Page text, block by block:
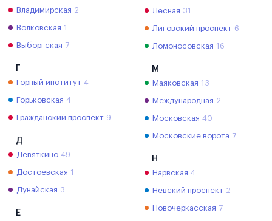
Владимирская 2
Волковская 1
Выборгская 7
Г
Горный институт 4
Горьковская 4
Гражданский проспект 9
Д
Девяткино 49
Достоевская 1
Дунайская 3
Е
Лесная 31
Лиговский проспект 6
Ломоносовская 16
М
Маяковская 13
Международная 2
Московская 40
Московские ворота 7
Н
Нарвская 4
Невский проспект 2
Новочеркасская 7